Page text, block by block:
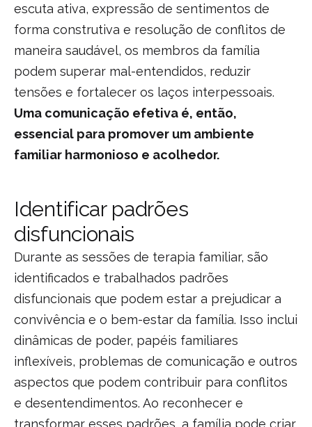
escuta ativa, expressão de sentimentos de
forma construtiva e resolução de conflitos de
maneira saudável, os membros da família
podem superar mal-entendidos, reduzir
tensões e fortalecer os laços interpessoais.
Uma comunicação efetiva é, então,
essencial para promover um ambiente
familiar harmonioso e acolhedor.
Identificar padrões
disfuncionais
Durante as sessões de terapia familiar, são
identificados e trabalhados padrões
disfuncionais que podem estar a prejudicar a
convivência e o bem-estar da família. Isso inclui
dinâmicas de poder, papéis familiares
inflexíveis, problemas de comunicação e outros
aspectos que podem contribuir para conflitos
e desentendimentos. Ao reconhecer e
transformar esses padrões, a família pode criar